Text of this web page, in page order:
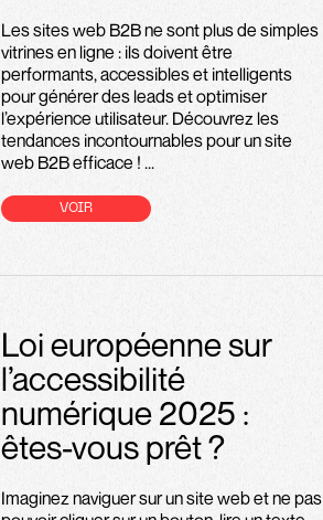
Les sites web B2B ne sont plus de simples
vitrines en ligne : ils doivent être
performants, accessibles et intelligents
pour générer des leads et optimiser
l’expérience utilisateur. Découvrez les
tendances incontournables pour un site
web B2B efficace ! ...
VOIR
Loi européenne sur
l’accessibilité
numérique 2025 :
êtes-vous prêt ?
Imaginez naviguer sur un site web et ne pas